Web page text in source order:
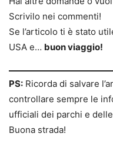
Scrivilo nei commenti!
Se l’articolo ti è stato
USA e… buon viaggio!
PS: Ricorda di salvare
controllare sempre le
ufficiali dei parchi e
Buona strada!